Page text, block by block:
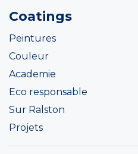
Coatings
Peintures
Couleur
Academie
Eco responsable
Sur Ralston
Projets